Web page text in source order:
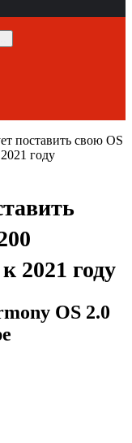
поставить свою OS
году
2021 году
OS 2.0